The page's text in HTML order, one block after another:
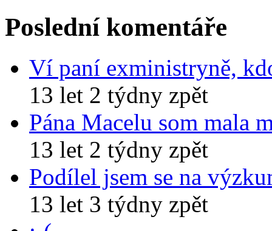
Poslední komentáře
Ví paní exministryně,
13 let 2 týdny zpět
Pána Macelu som mala
13 let 2 týdny zpět
Podílel jsem se na
13 let 3 týdny zpět